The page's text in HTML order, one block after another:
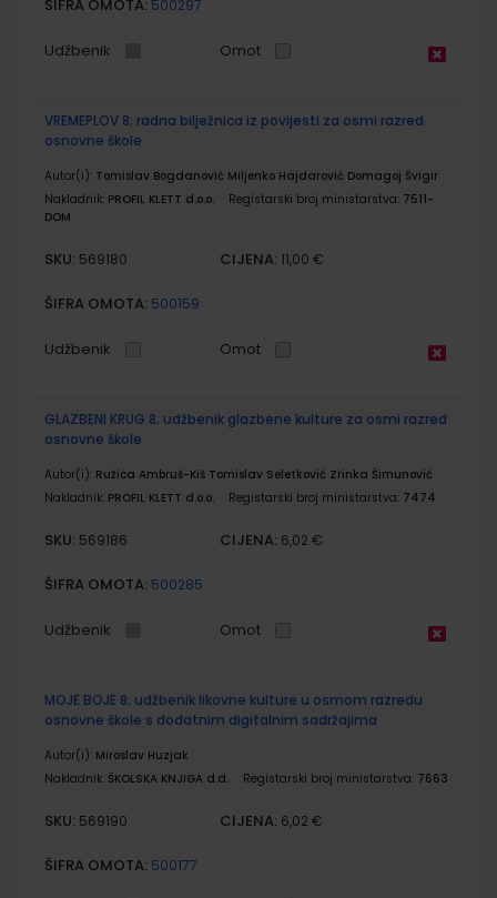
ŠIFRA OMOTA: 500297
Udžbenik Omot
VREMEPLOV 8; radna bilježnica iz povijesti za osmi razred
osnovne škole
Autor(i): Tomislav Bogdanović Miljenko Hajdarović Domagoj Švigir
Nakladnik: PROFIL KLETT d.o.o. Registarski broj ministarstva: 7511-
DOM
SKU: 569180 CIJENA: 11,00 €
ŠIFRA OMOTA: 500159
Udžbenik Omot
GLAZBENI KRUG 8; udžbenik glazbene kulture za osmi razred
osnovne škole
Autor(i): Ružica Ambruš-Kiš Tomislav Seletković Zrinka Šimunović
Nakladnik: PROFIL KLETT d.o.o. Registarski broj ministarstva: 7474
SKU: 569186 CIJENA: 6,02 €
ŠIFRA OMOTA: 500285
Udžbenik Omot
MOJE BOJE 8; udžbenik likovne kulture u osmom razredu
osnovne škole s dodatnim digitalnim sadržajima
Autor(i): Miroslav Huzjak
Nakladnik: ŠKOLSKA KNJIGA d.d. Registarski broj ministarstva: 7663
SKU: 569190 CIJENA: 6,02 €
ŠIFRA OMOTA: 500177